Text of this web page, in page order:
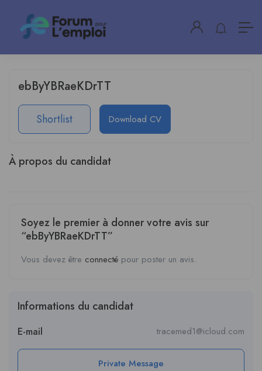
ebByYBRaeKDrTT
Shortlist Download CV
À propos du candidat
Soyez le premier à donner votre avis sur
“ebByYBRaeKDrTT”
Vous devez être connecté pour poster un avis.
Informations du candidat
E-mail tracemed1@icloud.com
Private Message